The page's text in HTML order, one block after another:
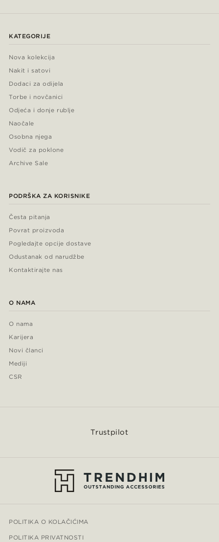
KATEGORIJE
Nova kolekcija
Nakit i satovi
Dodaci za odijela
Torbe i novčanici
Odjeća i donje rublje
Naočale
Osobna njega
Vodič za poklone
Archive Sale
PODRŠKA ZA KORISNIKE
Česta pitanja
Povrat proizvoda
Pogledajte opcije dostave
Odustanak od narudžbe
Kontaktirajte nas
O NAMA
O nama
Karijera
Novi članci
Mediji
CSR
Trustpilot
POLITIKA O KOLAČIĆIMA
POLITIKA PRIVATNOSTI